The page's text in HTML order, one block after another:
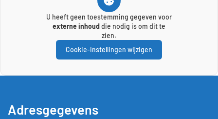
U heeft geen toestemming gegeven voor
externe inhouddie nodig is om dit te
zien.
Cookie-instellingen wijzigen
Adresgegevens